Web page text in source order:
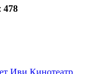
478
Иви Кинотеатр